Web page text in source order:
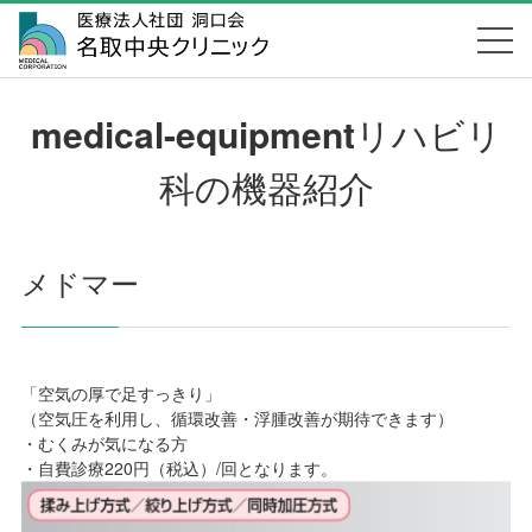
medical-equipmentリハビリ
科の機器紹介
メドマー
「空気の厚で足すっきり」
（空気圧を利用し、循環改善・浮腫改善が期待できます）
・むくみが気になる方
・自費診療220円（税込）/回となります。